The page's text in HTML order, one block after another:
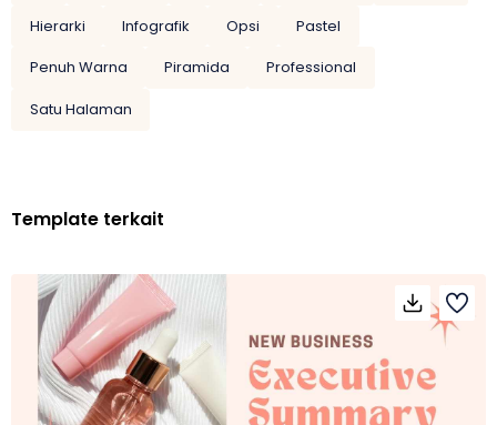
Hierarki
Infografik Opsi
Pastel
Penuh Warna
Piramida
Professional
Satu Halaman
Template terkait